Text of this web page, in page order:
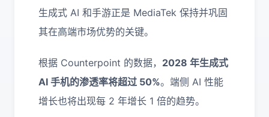
生成式 AI 和手游正是 MediaTek 保持并巩固
其在高端市场优势的关键。
根据 Counterpoint 的数据， 2028 年生成式
AI 手机的渗透率将超过 50%。端侧 AI 性能
增长也将出现每 2 年增长 1 倍的趋势。